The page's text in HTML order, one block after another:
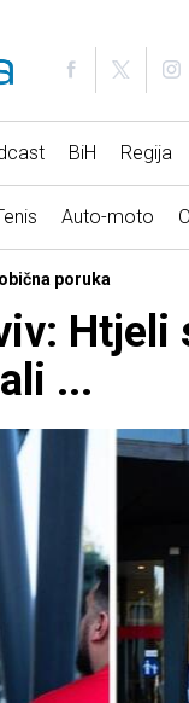
BiH Regija
Auto-moto
poruka
Htjeli
...